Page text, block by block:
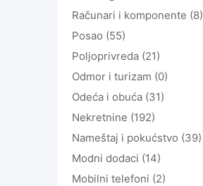
Računari i komponente (8)
Posao (55)
Poljoprivreda (21)
Odmor i turizam (0)
Odeća i obuća (31)
Nekretnine (192)
Nameštaj i pokućstvo (39)
Modni dodaci (14)
Mobilni telefoni (2)